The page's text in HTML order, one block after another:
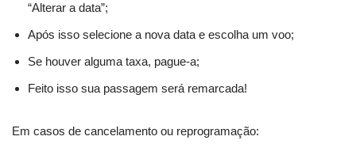
“Alterar a data”;
Após isso selecione a nova data e escolha um voo;
Se houver alguma taxa, pague-a;
Feito isso sua passagem será remarcada!
Em casos de cancelamento ou reprogramação: